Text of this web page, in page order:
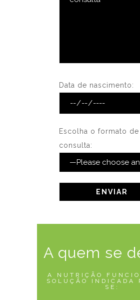
Data de nascimento:
Escolha o formato de
consulta:
A quem se
A NUTRIÇÃO
SOLUÇÃO INDICADA
SE: